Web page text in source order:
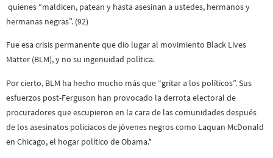
quienes “maldicen, patean y hasta asesinan a ustedes, hermanos y
hermanas negras”. (92)
Fue esa crisis permanente que dio lugar al movimiento Black Lives
Matter (BLM), y no su ingenuidad política.
Por cierto, BLM ha hecho mucho más que “gritar a los políticos”. Sus
esfuerzos post-Ferguson han provocado la derrota electoral de
procuradores que escupieron en la cara de las comunidades después
de los asesinatos policiacos de jóvenes negros como Laquan McDonald
en Chicago, el hogar político de Obama.*